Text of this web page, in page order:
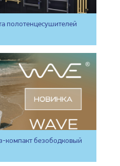
полотенцесушителей
компакт безободковый